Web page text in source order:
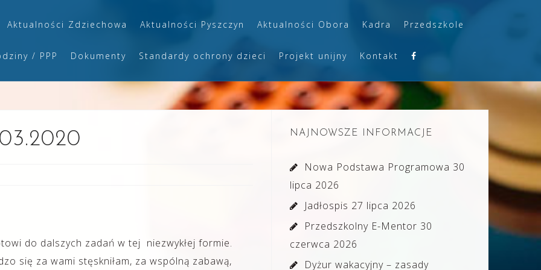
Aktualności Zdziechowa Aktualności Pyszczyn Aktualności Obora Kadra Przedszkole
/ PPP Dokumenty Standardy ochrony dzieci Projekt unijny Kontakt
do dalszych zadań w tej niezwykłej formie.
się za wami stęskniłam, za wspólną zabawą,
NAJNOWSZE INFORMACJE
Nowa Podstawa Programowa 30
lipca 2026
Jadłospis 27 lipca 2026
Przedszkolny E-Mentor 30
czerwca 2026
Dyżur wakacyjny – zasady